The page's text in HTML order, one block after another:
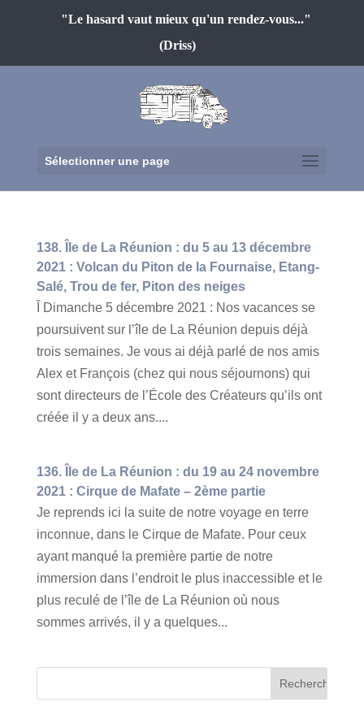
"Le hasard vaut mieux qu'un rendez-vous..."
(Driss)
Sélectionner une page
138. Île de La Réunion : du 5 au 13 décembre
2021 : Volcan du Piton de la Fournaise, Etang-
Salé, Trou de fer, Piton des neiges
Î Dimanche 5 décembre 2021 : Nos vacances se
poursuivent sur l’île de La Réunion depuis déjà
trois semaines. Je vous ai déjà parlé de nos amis
Alex et François (chez qui nous séjournons) qui
sont directeurs de l’École des Créateurs qu’ils ont
créée il y a deux ans....
136. Île de La Réunion : du 19 au 24 novembre
2021 : Cirque de Mafate – 2ème partie
Je reprends ici la suite de notre voyage en terre
inconnue, dans le Cirque de Mafate. Pour ceux
ayant manqué la première partie de notre
immersion dans l’endroit le plus inaccessible et le
plus reculé de l’île de La Réunion où nous
sommes arrivés, il y a quelques...